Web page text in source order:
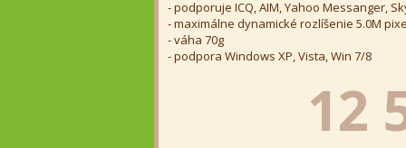
- podporuje ICQ, AIM, Yahoo Messanger,
- maximálne dynamické rozlíšenie 5.0M
- váha 70g
- podpora Windows XP, Vista, Win 7/8
12